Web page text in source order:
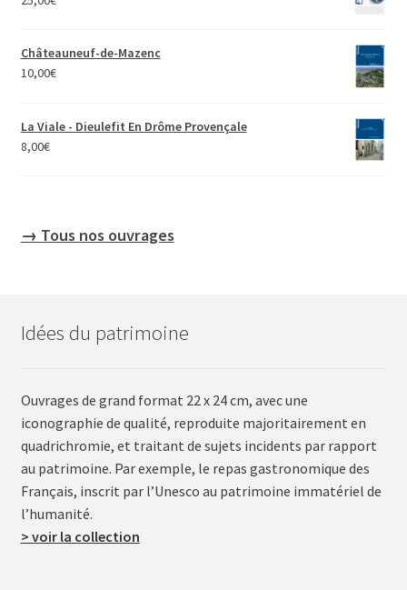
Châteauneuf-de-Mazenc
10,00€
La Viale - Dieulefit En Drôme Provençale
8,00€
→ Tous nos ouvrages
Idées du patrimoine
Ouvrages de grand format 22 x 24 cm, avec une
iconographie de qualité, reproduite majoritairement en
quadrichromie, et traitant de sujets incidents par rapport
au patrimoine. Par exemple, le repas gastronomique des
Français, inscrit par l’Unesco au patrimoine immatériel de
l’humanité.
> voir la collection